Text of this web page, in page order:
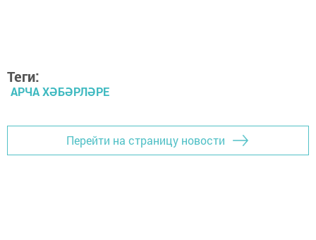
Теги:
АРЧА ХӘБӘРЛӘРЕ
Перейти на страницу новости